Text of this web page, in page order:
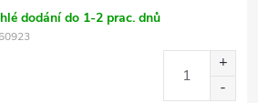
dodání do 1-2 prac. dnů